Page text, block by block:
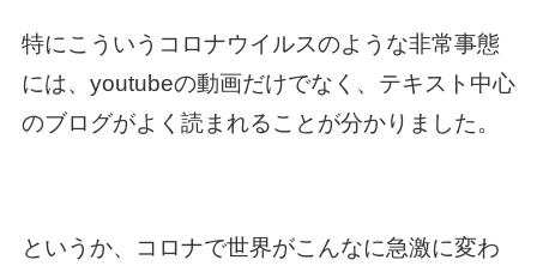
特にこういうコロナウイルスのような非常事態
には、youtubeの動画だけでなく、テキスト中心
のブログがよく読まれることが分かりました。
というか、コロナで世界がこんなに急激に変わ